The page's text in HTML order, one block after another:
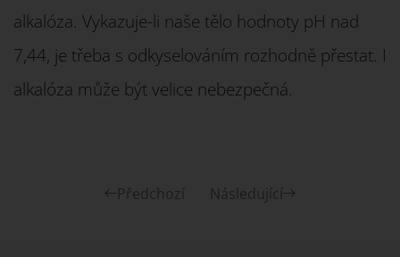
alkalóza. Vykazuje-li naše tělo hodnoty pH nad
7,44, je třeba s odkyselováním rozhodně přestat. I
alkalóza může být velice nebezpečná.
Předchozí Následující